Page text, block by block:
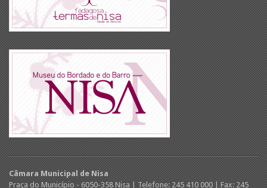
Câmara Municipal de Nisa
Praça do Município - 6050-358 Nisa | Telefone: 245 410 000 | Fax: 245